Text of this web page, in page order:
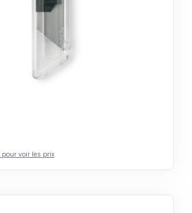
voir les prix